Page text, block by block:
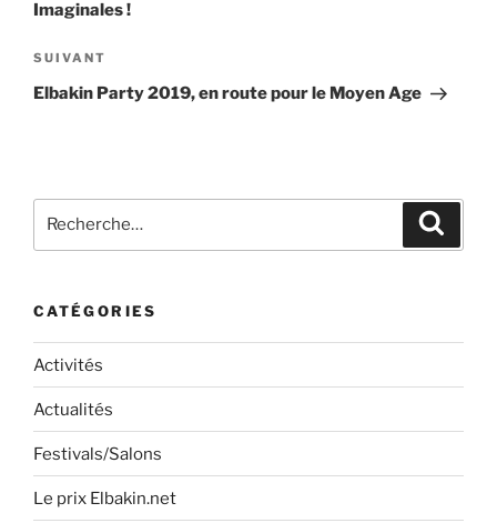
Imaginales !
Article
suivant
SUIVANT
Elbakin Party 2019, en route pour le Moyen Age
pour
CATÉGORIES
Activités
Actualités
Festivals/Salons
Le prix Elbakin.net